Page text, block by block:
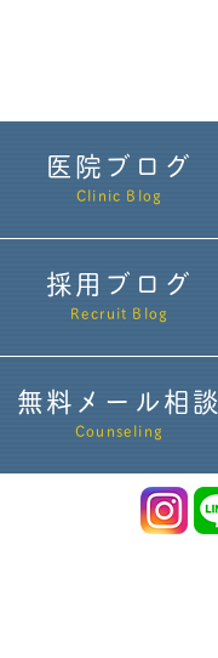
医院ブログ
Clinic Blog
採用ブログ
Recruit Blog
無料メール相談
Counseling